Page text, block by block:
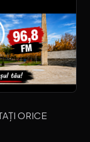
ORICE